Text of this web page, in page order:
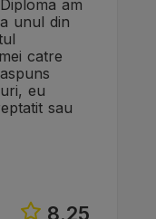
am
unul din
catre
eu
sau
8.25